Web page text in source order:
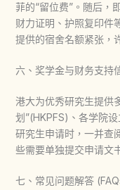
菲的“留位费”。随后，
财力证明、护照复印件
提供的宿舍名额紧张，
六、奖学金与财务支持
港大为优秀研究生提供
划”(HKPFS)、各学院
研究生申请时，一并查
些需要单独提交申请文
七、常见问题解答